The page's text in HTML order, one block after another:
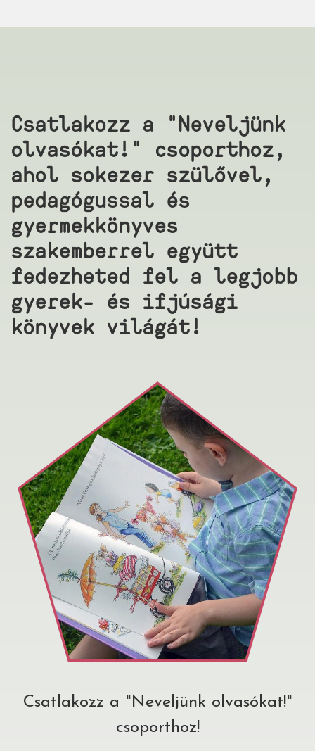
Csatlakozz a "Neveljünk
olvasókat!" csoporthoz,
ahol sokezer szülővel,
pedagógussal és
gyermekkönyves
szakemberrel együtt
fedezheted fel a legjobb
gyerek- és ifjúsági
könyvek világát!
Csatlakozz a "Neveljünk olvasókat!"
csoporthoz!